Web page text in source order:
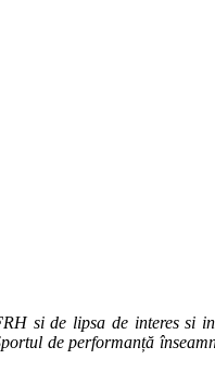
si de lipsa de interes si
de performanță